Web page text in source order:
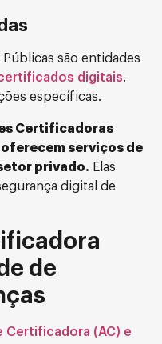
são entidades
digitais.
específicas.
Certificadoras
serviços de
privado. Elas
digital de
de
Certificadora (AC) e